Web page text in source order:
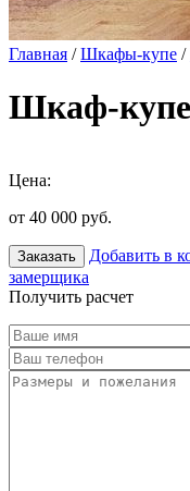
Главная /Шкафы-купе /
Шкаф-
Цена:
от 40 000 руб.
Заказать Добавить в
замерщика
Получить расчет